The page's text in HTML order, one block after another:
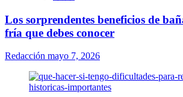
Los sorprendentes beneficios de
fría que debes conocer
Redacción mayo 7, 2026